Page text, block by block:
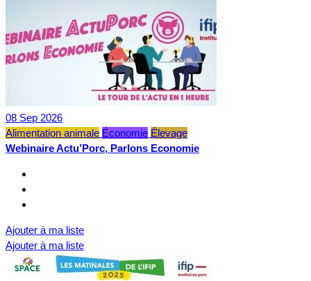
08 Sep 2026
Alimentation animale Économie Élevage
Webinaire Actu’Porc, Parlons Economie
Ajouter à ma liste
Ajouter à ma liste